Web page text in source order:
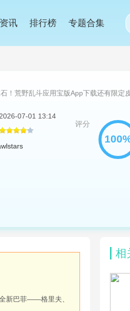
讯 排行榜 专题合集
！荒野乱斗应用宝版App下载还有限定皮
07-01 13:14
评分
新巴菲——格里夫、
相